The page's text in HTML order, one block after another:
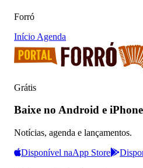
Forró
Início Agenda
Grátis
Baixe no Android e iPhone
Notícias, agenda e lançamentos.
Disponível naApp Store